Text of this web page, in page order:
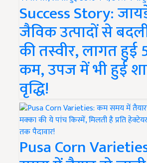
Success Story:
जैविक उत्पादों से
की तस्वीर, लागत हुई
कम, उपज में भी हुई
वृद्धि!
Pusa Corn